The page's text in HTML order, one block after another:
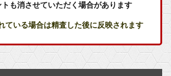
ッコロ大魔王本人なの？子供なの？
も消させていただく場合があります
ている場合は精査した後に反映されます